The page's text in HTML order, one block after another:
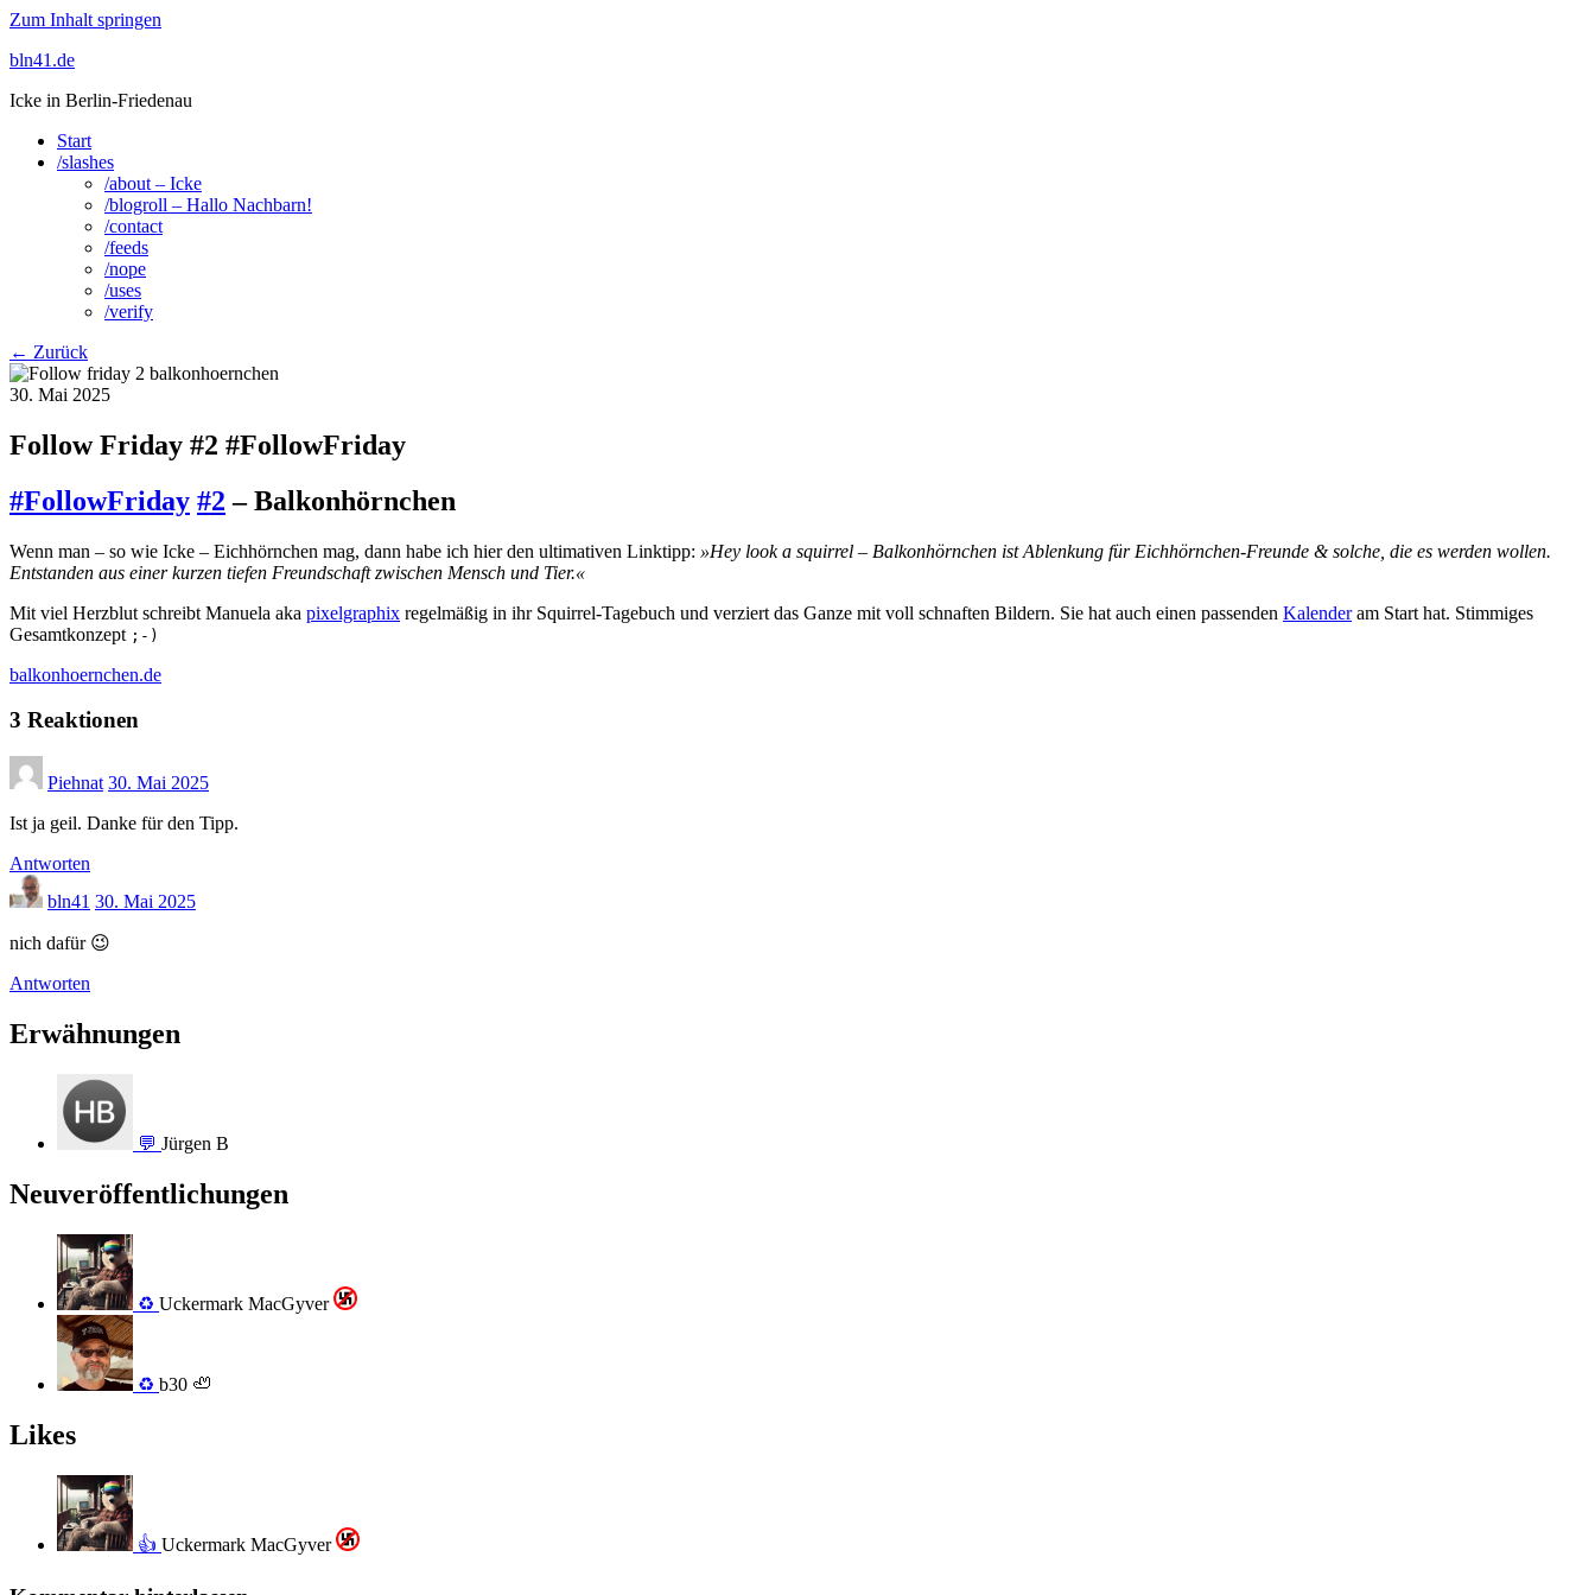
Zum Inhalt springen
bln41.de
Icke in Berlin-Friedenau
Start
/slashes
/about – Icke
/blogroll – Hallo Nachbarn!
/contact
/feeds
/nope
/uses
/verify
← Zurück
30. Mai 2025
Follow Friday #2 #FollowFriday
#FollowFriday #2 – Balkonhörnchen
Wenn man – so wie Icke – Eichhörnchen mag, dann habe ich hier den ultimativen Linktipp: »Hey look a squirrel – Balkonhörnchen ist Ablenkung für Eichhörnchen-Freunde & solche, die es werden wollen.
Entstanden aus einer kurzen tiefen Freundschaft zwischen Mensch und Tier.«
Mit viel Herzblut schreibt Manuela aka pixelgraphix regelmäßig in ihr Squirrel-Tagebuch und verziert das Ganze mit voll schnaften Bildern. Sie hat auch einen passenden Kalenderam Start hat. Stimmiges
Gesamtkonzept ;-)
balkonhoernchen.de
3 Reaktionen
Piehnat 30. Mai 2025
Ist ja geil. Danke für den Tipp.
Antworten
bln41 30. Mai 2025
nich dafür 😉
Antworten
Erwähnungen
💬 Jürgen B
Neuveröffentlichungen
♻️ Uckermark MacGyver
♻️ b30 🦥
Likes
👍 Uckermark MacGyver